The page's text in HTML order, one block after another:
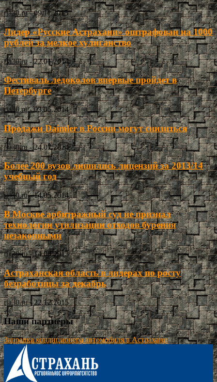
ria30.ru - 09.11.2015
Лидер «Русские Астрахани» оштрафован на 1000
рублей за мелкое хулиганство
ria30.ru - 22.01.2014
Фестиваль ледоколов впервые пройдет в
Петербурге
ria30.ru - 03.05.2014
Продажи Daimler в России могут снизиться
ria30.ru - 24.07.2014
Более 200 вузов лишились лицензий за 2013/14
учебный год
ria30.ru - 14.05.2014
В Москве арбитражный суд не признал
технологии утилизации отходов бурения
незаконными
ria30.ru - 14.08.2013
Астраханская область в лидерах по росту
безработицы за декабрь
ria30.ru - 22.12.2015
Наши партнёры
Заправка кондиционера автомобиля в Астрахани